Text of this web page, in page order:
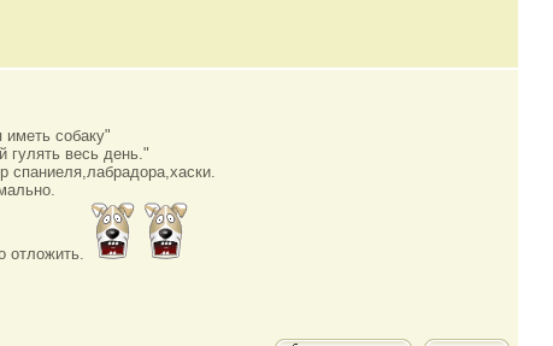
собаку"
гулять весь день."
спаниеля,лабрадора,хаски.
отложить.